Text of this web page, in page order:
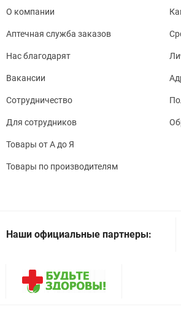
О компании
Аптечная служба заказов
Нас благодарят
Вакансии
Сотрудничество
Для сотрудников
Товары от А до Я
Товары по производителям
Наши официальные партнеры: